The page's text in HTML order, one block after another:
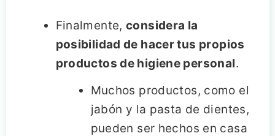
Finalmente,considera la
posibilidad de hacer tus propios
productos de higiene personal.
Muchos productos, como el
jabón y la pasta de dientes,
pueden ser hechos en casa